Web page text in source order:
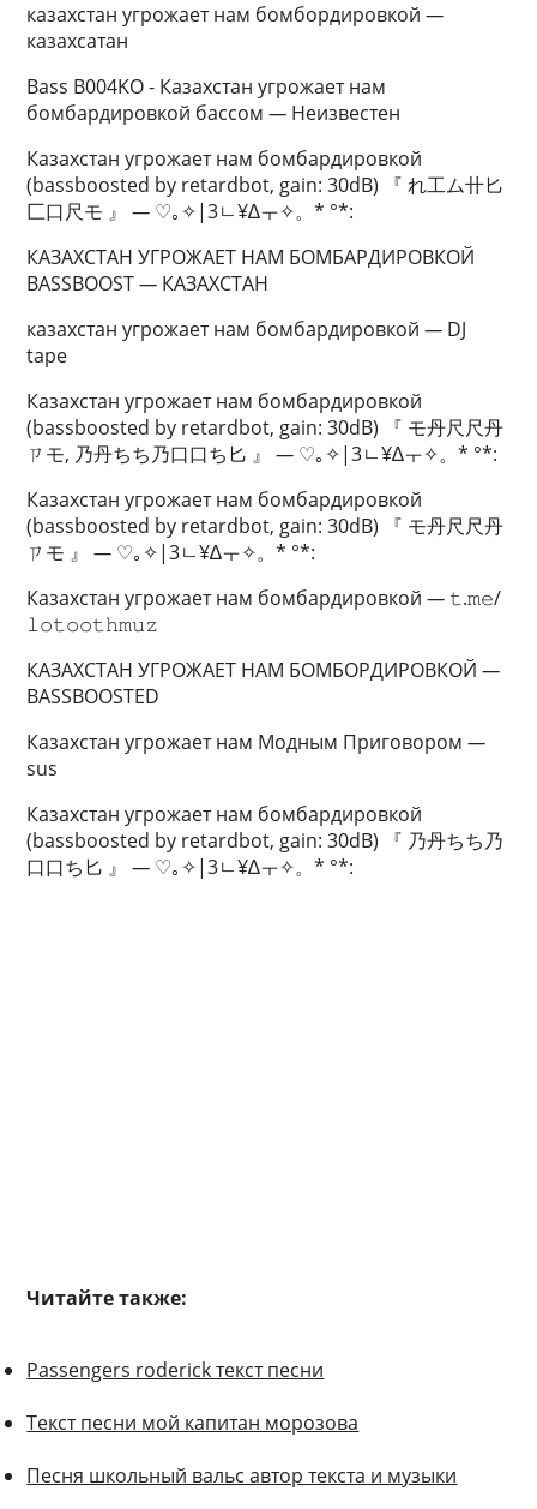
казахстан угрожает нам бомбордировкой—
казахсатан
Bass B004KO - Казахстан угрожает нам
бомбардировкой бассом— Неизвестен
Казахстан угрожает нам бомбардировкой
(bassboosted by retardbot, gain: 30dB) 『 れ工ム卄匕
匚口尺モ 』— ♡｡✧|3ㄴ¥∆ㅜ✧。* °*:
КАЗАХСТАН УГРОЖАЕТ НАМ БОМБАРДИРОВКОЙ
BASSBOOST— КАЗАХСТАН
казахстан угрожает нам бомбардировкой— DJ
tape
Казахстан угрожает нам бомбардировкой
(bassboosted by retardbot, gain: 30dB) 『 モ丹尺尺丹
ㄗモ, 乃丹ちち乃口口ち匕 』— ♡｡✧|3ㄴ¥∆ㅜ✧。* °*:
Казахстан угрожает нам бомбардировкой
(bassboosted by retardbot, gain: 30dB) 『 モ丹尺尺丹
ㄗモ 』— ♡｡✧|3ㄴ¥∆ㅜ✧。* °*:
Казахстан угрожает нам бомбардировкой— 𝚝.𝚖𝚎/
𝚕𝚘𝚝𝚘𝚘𝚝𝚑𝚖𝚞𝚣
КАЗАХСТАН УГРОЖАЕТ НАМ БОМБОРДИРОВКОЙ—
BASSBOOSTED
Казахстан угрожает нам Модным Приговором—
sus
Казахстан угрожает нам бомбардировкой
(bassboosted by retardbot, gain: 30dB) 『 乃丹ちち乃
口口ち匕 』— ♡｡✧|3ㄴ¥∆ㅜ✧。* °*:
Читайте также:
Passengers roderick текст песни
Текст песни мой капитан морозова
Песня школьный вальс автор текста и музыки